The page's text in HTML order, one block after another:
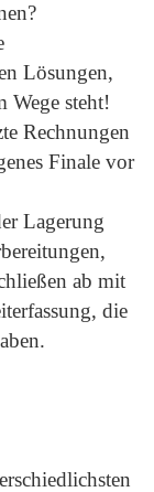
Lösungen,
Wege steht!
Rechnungen
Finale vor
Lagerung
ab mit
die